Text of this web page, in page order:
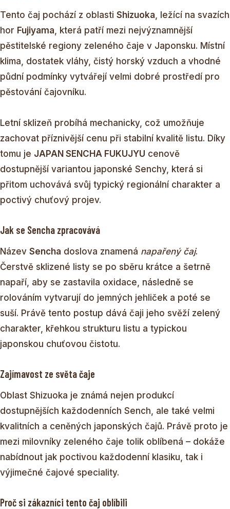
Tento čaj pochází z oblasti Shizuoka , ležící na svazích
hor Fujiyama , která patří mezi nejvýznamnější
pěstitelské regiony zeleného čaje v Japonsku. Místní
klima, dostatek vláhy, čistý horský vzduch a vhodné
půdní podmínky vytvářejí velmi dobré prostředí pro
pěstování čajovníku.
Letní sklizeň probíhá mechanicky, což umožňuje
zachovat příznivější cenu při stabilní kvalitě listu. Díky
tomu je JAPAN SENCHA FUKUJYU cenově
dostupnější variantou japonské Senchy, která si
přitom uchovává svůj typický regionální charakter a
poctivý chuťový projev.
Jak se Sencha zpracovává
Název Sencha doslova znamená napařený čaj.
Čerstvě sklizené listy se po sběru krátce a šetrně
napaří, aby se zastavila oxidace, následně se
rolováním vytvarují do jemných jehliček a poté se
suší. Právě tento postup dává čaji jeho svěží zelený
charakter, křehkou strukturu listu a typickou
japonskou chuťovou čistotu.
Zajímavost ze světa čaje
Oblast Shizuoka je známá nejen produkcí
dostupnějších každodenních Sench, ale také velmi
kvalitních a ceněných japonských čajů. Právě proto je
mezi milovníky zeleného čaje tolik oblíbená – dokáže
nabídnout jak poctivou každodenní klasiku, tak i
výjimečné čajové speciality.
Proč si zákazníci tento čaj oblíbili